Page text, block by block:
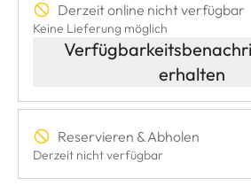
Derzeit online nicht verfügbar
Keine Lieferung möglich
erhalten
Reservieren & Abholen
Derzeit nicht verfügbar